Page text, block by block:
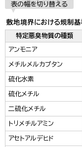
表の幅を切り替える
敷地境界における規制
特定悪臭物質の種類
アンモニア
メチルメルカプタン
硫化水素
硫化メチル
二硫化メチル
トリメチルアミン
アセトアルデヒド